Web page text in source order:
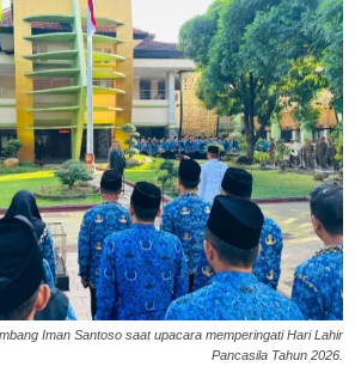
Iman Santoso saat upacara memperingati Hari Lahir
Pancasila Tahun 2026.